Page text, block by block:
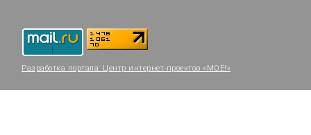
Разработка портала: Центр интернет-проектов «МОЁ!»